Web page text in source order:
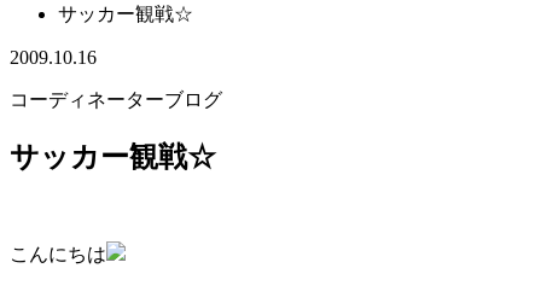
サッカー観戦☆
2009.10.16
コーディネーターブログ
サッカー観戦☆
こんにちは